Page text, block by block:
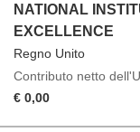
NATIONAL
EXCELLENCE
Regno Unito
Contributo netto
€ 0,00